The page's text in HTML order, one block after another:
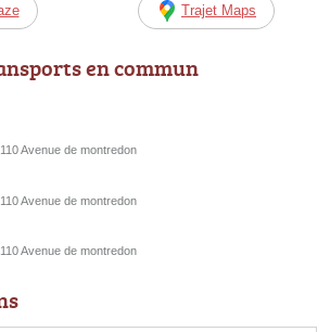
Trajet Maps
en commun
Avenue de montredon
Avenue de montredon
Avenue de montredon